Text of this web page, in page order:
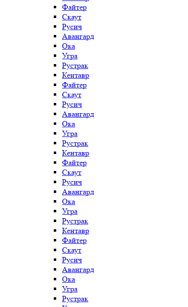
Файтер
Скаут
Русич
Авангард
Ока
Угра
Рустрак
Кентавр
Файтер
Скаут
Русич
Авангард
Ока
Угра
Рустрак
Кентавр
Файтер
Скаут
Русич
Авангард
Ока
Угра
Рустрак
Кентавр
Файтер
Скаут
Русич
Авангард
Ока
Угра
Рустрак